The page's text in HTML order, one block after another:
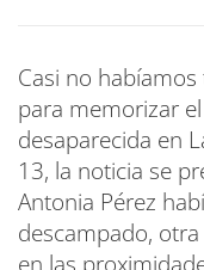
Casi no
para memorizar
desaparecida en
13, la noticia se
Antonia Pérez
descampado,